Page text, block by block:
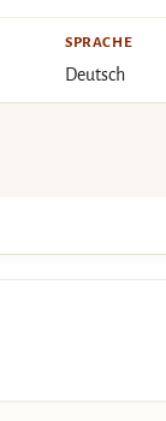
SPRACHE
Deutsch